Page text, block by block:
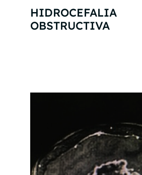
HIDROCEFALIA
OBSTRUCTIVA